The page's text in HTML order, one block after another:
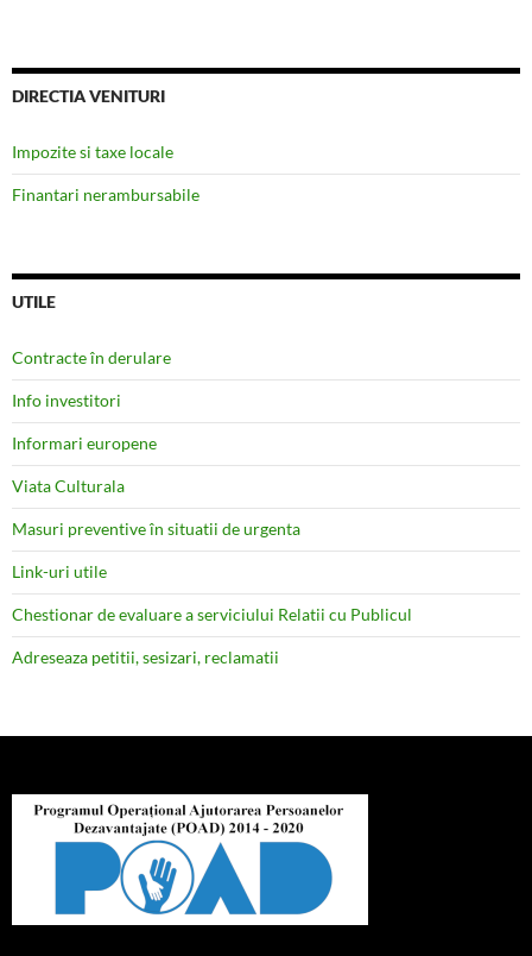
DIRECTIA VENITURI
Impozite si taxe locale
Finantari nerambursabile
UTILE
Contracte în derulare
Info investitori
Informari europene
Viata Culturala
Masuri preventive în situatii de urgenta
Link-uri utile
Chestionar de evaluare a serviciului Relatii cu Publicul
Adreseaza petitii, sesizari, reclamatii